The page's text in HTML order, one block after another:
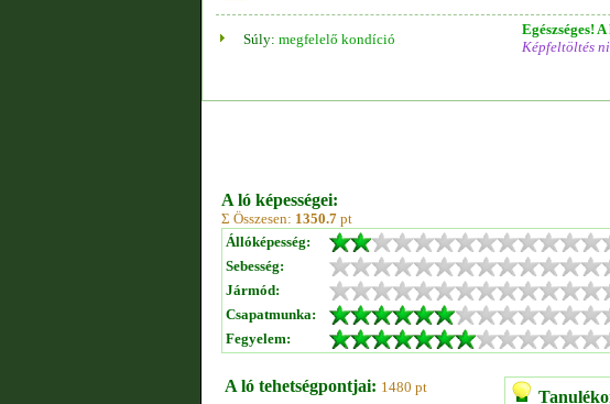
Súly: megfelelő kondíció
Egészséges!
Képfeltöltés
A ló képességei:
Σ Összesen: 1350.7 pt
Állóképesség:
Sebesség:
Jármód:
Csapatmunka:
Fegyelem:
A ló tehetségpontjai: 1480 pt